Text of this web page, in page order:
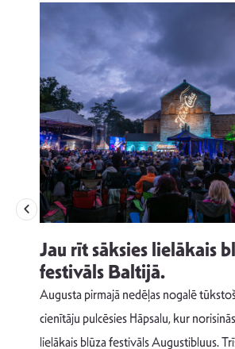
Jau rīt sāksies lielākais
festivāls Baltijā.
Augusta pirmajā nedēļas nogalē
cienītāju pulcēsies Hāpsalu, kur
lielākais blūza festivāls Augustibluus.